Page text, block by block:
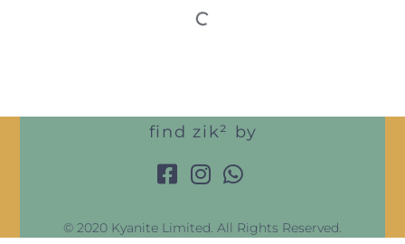
find zik² by
© 2020 Kyanite Limited. All Rights Reserved.